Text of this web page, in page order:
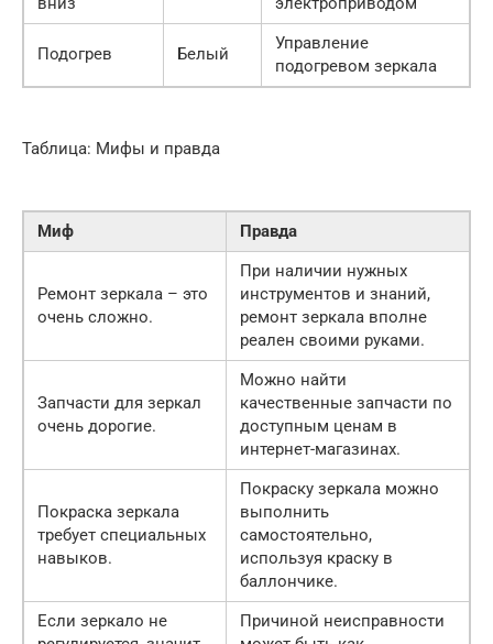
Подогрев Белый
Управление
подогревом зеркала
Таблица: Мифы и правда
Миф Правда
Ремонт зеркала – это
очень сложно.
При наличии нужных
инструментов и знаний,
ремонт зеркала вполне
реален своими руками.
Запчасти для зеркал
очень дорогие.
Можно найти
качественные запчасти по
доступным ценам в
интернет-магазинах.
Покраска зеркала
требует специальных
навыков.
Покраску зеркала можно
выполнить
самостоятельно,
используя краску в
баллончике.
Если зеркало не
Причиной неисправности